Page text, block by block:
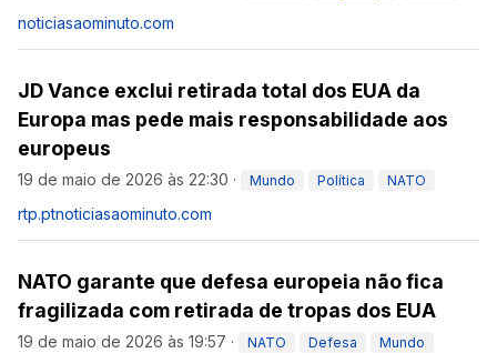
noticiasaominuto.com
JD Vance exclui retirada total dos EUA da
Europa mas pede mais responsabilidade aos
europeus
19 de maio de 2026 às 22:30 · Mundo Política NATO
rtp.ptnoticiasaominuto.com
NATO garante que defesa europeia não fica
fragilizada com retirada de tropas dos EUA
19 de maio de 2026 às 19:57 · NATO Defesa Mundo